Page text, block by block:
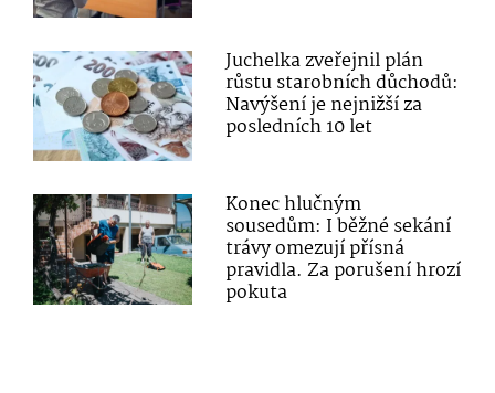
Juchelka zveřejnil plán
růstu starobních důchodů:
Navýšení je nejnižší za
posledních 10 let
Konec hlučným
sousedům: I běžné sekání
trávy omezují přísná
pravidla. Za porušení hrozí
pokuta